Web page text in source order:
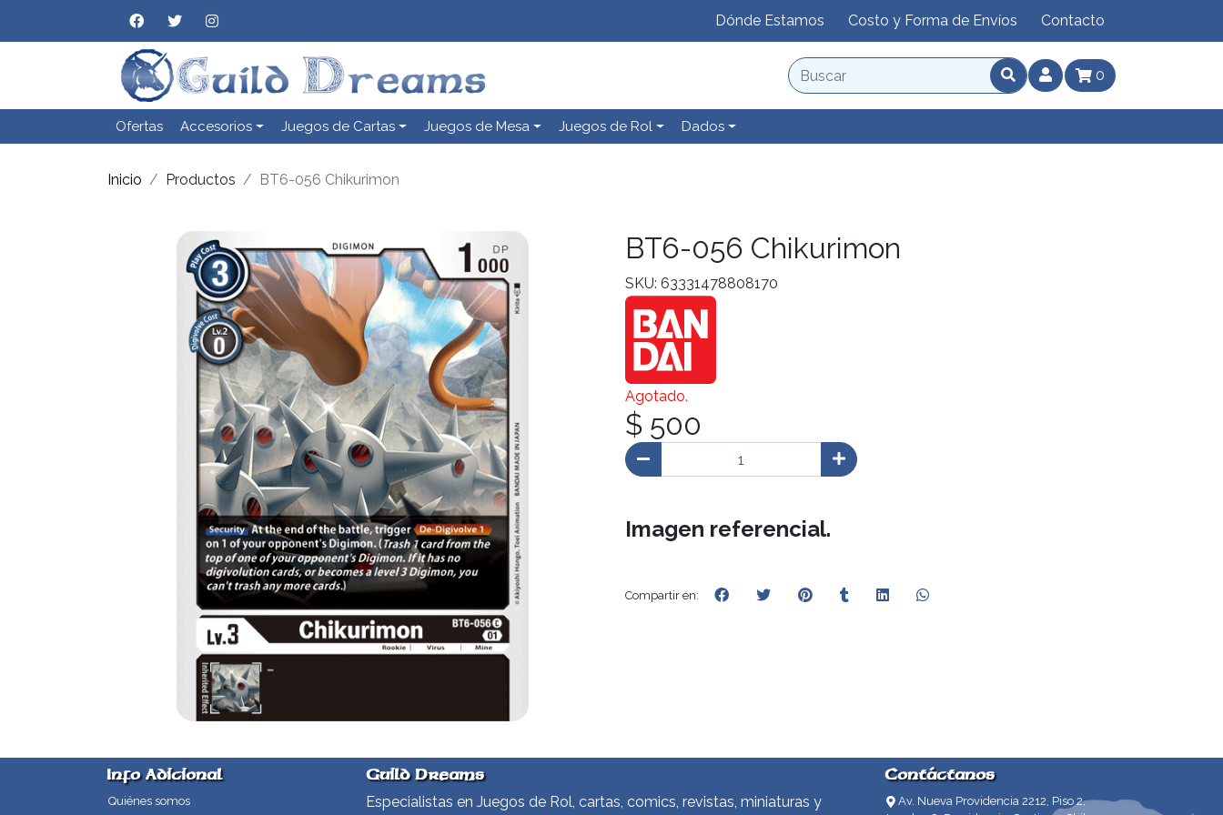
Dónde Estamos Costo y Forma de Envíos Contacto
0
Ofertas Accesorios Juegos de Cartas Juegos de Mesa Juegos de Rol Dados
Inicio Productos BT6-056 Chikurimon
BT6-056 Chikurimon
SKU: 63331478808170
Agotado.
$ 500
Imagen referencial.
Compartir en:
Info Adicional
Quiénes somos
Guild Dreams
Especialistas en Juegos de Rol, cartas, comics, revistas, miniaturas y
Contáctanos
Av. Nueva Providencia 2212, Piso 2,